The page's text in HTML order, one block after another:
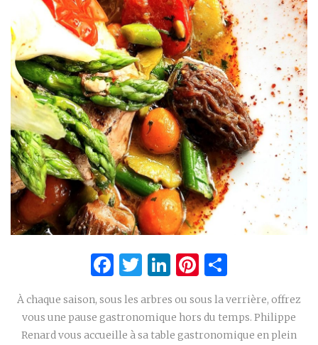
Facebook
Twitter
LinkedIn
Pinterest
À chaque saison, sous les arbres ou sous la verrière, offrez
vous une pause gastronomique hors du temps. Philippe
Renard vous accueille à sa table gastronomique en plein